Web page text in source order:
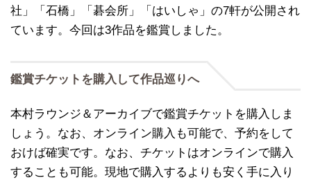
社」「石橋」「碁会所」「はいしゃ」の7軒が公開され
ています。今回は3作品を鑑賞しました。
鑑賞チケットを購入して作品巡りへ
本村ラウンジ＆アーカイブで鑑賞チケットを購入しま
しょう。なお、オンライン購入も可能で、予約をして
おけば確実です。なお、チケットはオンラインで購入
することも可能。現地で購入するよりも安く手に入り